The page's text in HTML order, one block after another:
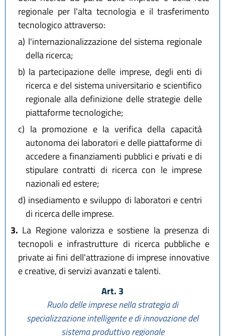
regionale per l'alta tecnologia e il trasferimento
tecnologico attraverso:
a) l'internazionalizzazione del sistema regionale
della ricerca;
b) la partecipazione delle imprese, degli enti di
ricerca e del sistema universitario e scientifico
regionale alla definizione delle strategie delle
piattaforme tecnologiche;
c) la promozione e la verifica della capacità
autonoma dei laboratori e delle piattaforme di
accedere a finanziamenti pubblici e privati e di
stipulare contratti di ricerca con le imprese
nazionali ed estere;
d) insediamento e sviluppo di laboratori e centri
di ricerca delle imprese.
3. La Regione valorizza e sostiene la presenza di
tecnopoli e infrastrutture di ricerca pubbliche e
private ai fini dell'attrazione di imprese innovative
e creative, di servizi avanzati e talenti.
Art. 3
Ruolo delle imprese nella strategia di
specializzazione intelligente e di innovazione del
sistema produttivo regionale